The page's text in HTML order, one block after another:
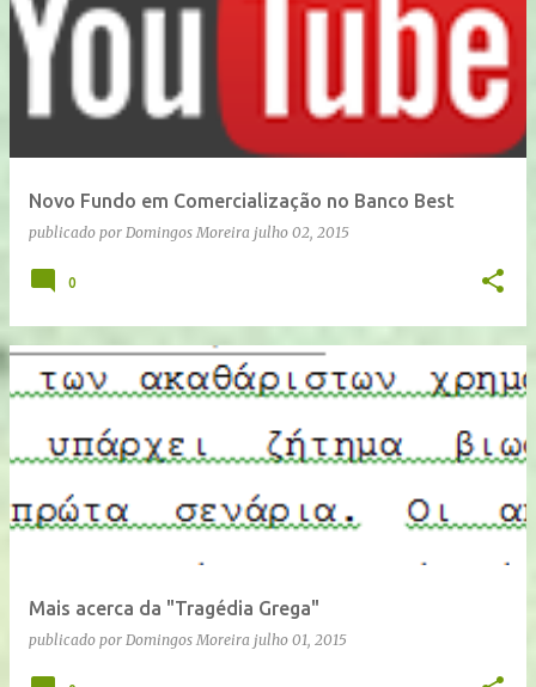
Novo Fundo em Comercialização no Banco Best
publicado por Domingos Moreira julho 02, 2015
0
Mais acerca da "Tragédia Grega"
publicado por Domingos Moreira julho 01, 2015